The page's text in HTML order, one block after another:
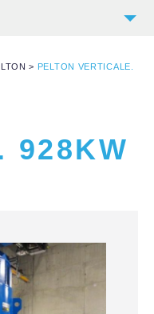
> PELTON VERTICALE.
928KW